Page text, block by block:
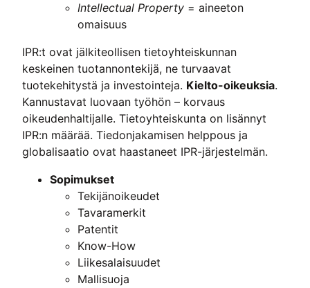
Intellectual Property = aineeton
omaisuus
IPR:t ovat jälkiteollisen tietoyhteiskunnan
keskeinen tuotannontekijä, ne turvaavat
tuotekehitystä ja investointeja. Kielto-oikeuksia.
Kannustavat luovaan työhön – korvaus
oikeudenhaltijalle. Tietoyhteiskunta on lisännyt
IPR:n määrää. Tiedonjakamisen helppous ja
globalisaatio ovat haastaneet IPR-järjestelmän.
Sopimukset
Tekijänoikeudet
Tavaramerkit
Patentit
Know-How
Liikesalaisuudet
Mallisuoja